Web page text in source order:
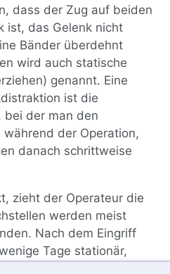
dass der Zug auf beiden
ist, das Gelenk nicht
Bänder überdehnt
wird auch statische
genannt. Eine
ist die
bei der man den
der Operation,
danach schrittweise
zieht der Operateur die
werden meist
Nach dem Eingriff
Tage stationär,